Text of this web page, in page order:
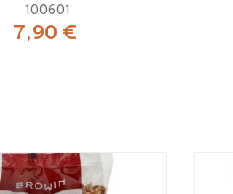
100601
7,90 €